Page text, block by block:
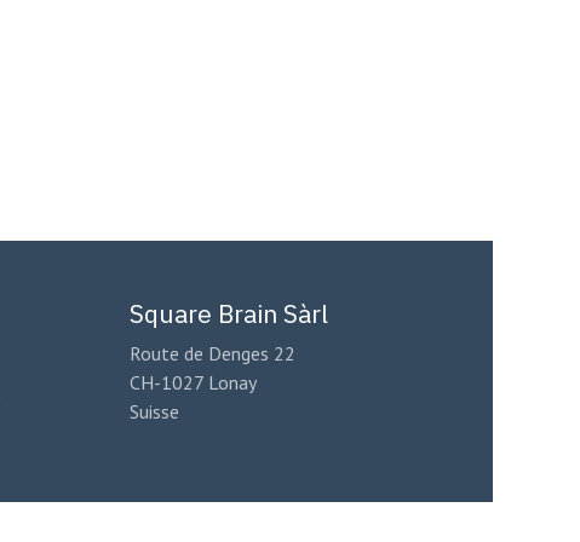
Square Brain Sàrl
Route de Denges 22
CH-1027 Lonay
Suisse